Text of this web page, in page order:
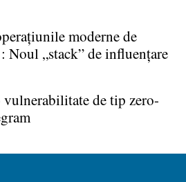
moderne de
Noul „stack” de influenţare
de tip zero-